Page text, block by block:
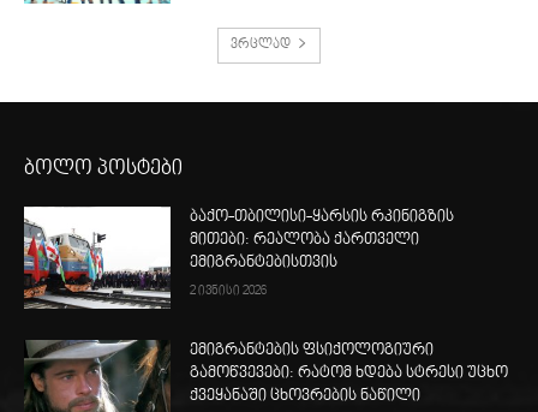
ვრცლად
ბოლო პოსტები
ბაქო-თბილისი-ყარსის რკინიგზის
მითები: რეალობა ქართველი
ემიგრანტებისთვის
2 ივნისი 2026
ემიგრანტების ფსიქოლოგიური
გამოწვევები: რატომ ხდება სტრესი უცხო
ქვეყანაში ცხოვრების ნაწილი